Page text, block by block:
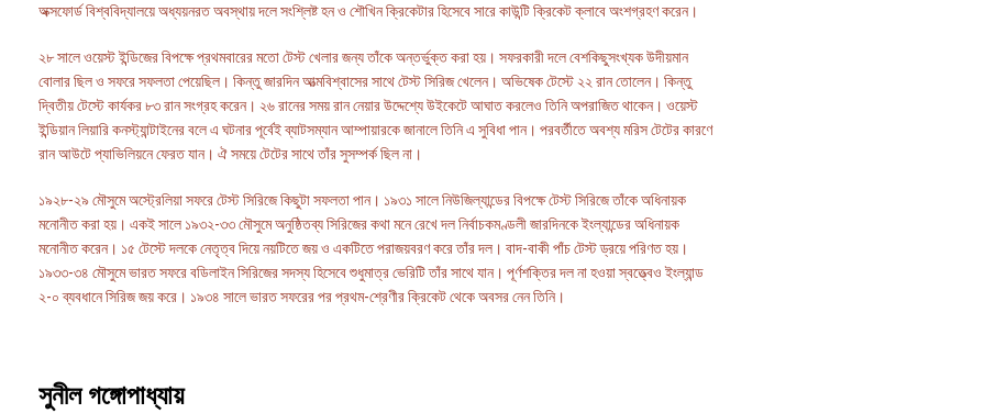
অক্সফোর্ড বিশ্ববিদ্যালয়ে অধ্যয়নরত অবস্থায় দলে সংশ্লিষ্ট হন ও শৌখিন ক্রিকেটার হিসেবে সারে কাউন্টি ক্রিকেট ক্লাবে অংশগ্রহণ করেন।
২৮ সালে ওয়েস্ট ইন্ডিজের বিপক্ষে প্রথমবারের মতো টেস্ট খেলার জন্য তাঁকে অন্তর্ভুক্ত করা হয়। সফরকারী দলে বেশকিছুসংখ্যক উদীয়মান
বোলার ছিল ও সফরে সফলতা পেয়েছিল। কিন্তু জারদিন আত্মবিশ্বাসের সাথে টেস্ট সিরিজ খেলেন। অভিষেক টেস্টে ২২ রান তোলেন। কিন্তু
দ্বিতীয় টেস্টে কার্যকর ৮৩ রান সংগ্রহ করেন। ২৬ রানের সময় রান নেয়ার উদ্দেশ্যে উইকেটে আঘাত করলেও তিনি অপরাজিত থাকেন। ওয়েস্ট
ইন্ডিয়ান লিয়ারি কনস্ট্যান্টাইনের বলে এ ঘটনার পূর্বেই ব্যাটসম্যান আম্পায়ারকে জানালে তিনি এ সুবিধা পান। পরবর্তীতে অবশ্য মরিস টেটের কারণে
রান আউটে প্যাভিলিয়নে ফেরত যান। ঐ সময়ে টেটের সাথে তাঁর সুসম্পর্ক ছিল না।
১৯২৮-২৯ মৌসুমে অস্ট্রেলিয়া সফরে টেস্ট সিরিজে কিছুটা সফলতা পান। ১৯৩১ সালে নিউজিল্যান্ডের বিপক্ষে টেস্ট সিরিজে তাঁকে অধিনায়ক
মনোনীত করা হয়। একই সালে ১৯৩২-৩৩ মৌসুমে অনুষ্ঠিতব্য সিরিজের কথা মনে রেখে দল নির্বাচকমণ্ডলী জারদিনকে ইংল্যান্ডের অধিনায়ক
মনোনীত করেন। ১৫ টেস্টে দলকে নেতৃত্ব দিয়ে নয়টিতে জয় ও একটিতে পরাজয়বরণ করে তাঁর দল। বাদ-বাকী পাঁচ টেস্ট ড্রয়ে পরিণত হয়।
১৯৩৩-৩৪ মৌসুমে ভারত সফরে বডিলাইন সিরিজের সদস্য হিসেবে শুধুমাত্র ভেরিটি তাঁর সাথে যান। পূর্ণশক্তির দল না হওয়া স্বত্ত্বেও ইংল্যান্ড
২-০ ব্যবধানে সিরিজ জয় করে। ১৯৩৪ সালে ভারত সফরের পর প্রথম-শ্রেণীর ক্রিকেট থেকে অবসর নেন তিনি।
সুনীল গঙ্গোপাধ্যায়